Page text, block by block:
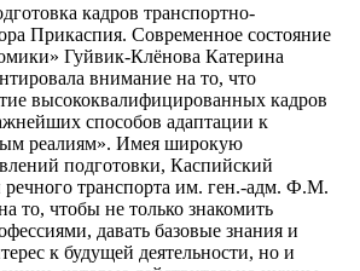
кадров транспортно-
Прикаспия. Современное состояние
Гуйвик-Клёнова Катерина
внимание на то, что
высококвалифицированных кадров
способов адаптации к
реалиям». Имея широкую
подготовки, Каспийский
речного транспорта им. ген.-адм. Ф.М.
то, чтобы не только знакомить
давать базовые знания и
к будущей деятельности, но и